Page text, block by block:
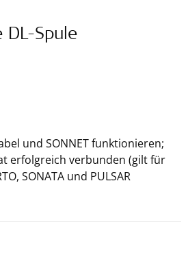
DL-Spule
und SONNET funktionieren;
erfolgreich verbunden (gilt für
SONATA und PULSAR